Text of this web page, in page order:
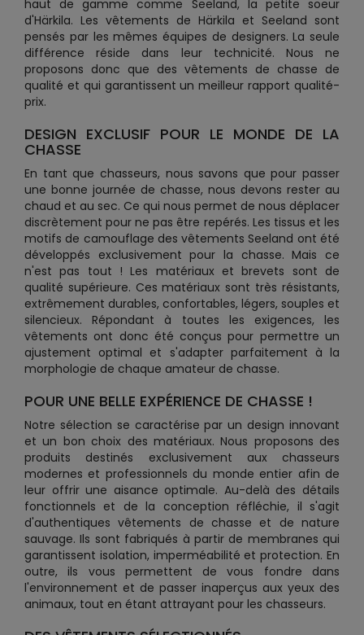
haut de gamme comme Seeland, la petite soeur
d'Härkila. Les vêtements de Härkila et Seeland sont
pensés par les mêmes équipes de designers. La seule
différence réside dans leur technicité. Nous ne
proposons donc que des vêtements de chasse de
qualité et qui garantissent un meilleur rapport qualité-
prix.
DESIGN EXCLUSIF POUR LE MONDE DE LA
CHASSE
En tant que chasseurs, nous savons que pour passer
une bonne journée de chasse, nous devons rester au
chaud et au sec. Ce qui nous permet de nous déplacer
discrètement pour ne pas être repérés. Les tissus et les
motifs de camouflage des vêtements Seeland ont été
développés exclusivement pour la chasse. Mais ce
n'est pas tout ! Les matériaux et brevets sont de
qualité supérieure. Ces matériaux sont très résistants,
extrêmement durables, confortables, légers, souples et
silencieux. Répondant à toutes les exigences, les
vêtements ont donc été conçus pour permettre un
ajustement optimal et s'adapter parfaitement à la
morphologie de chaque amateur de chasse.
POUR UNE BELLE EXPÉRIENCE DE CHASSE !
Notre sélection se caractérise par un design innovant
et un bon choix des matériaux. Nous proposons des
produits destinés exclusivement aux chasseurs
modernes et professionnels du monde entier afin de
leur offrir une aisance optimale. Au-delà des détails
fonctionnels et de la conception réfléchie, il s'agit
d'authentiques vêtements de chasse et de nature
sauvage. Ils sont fabriqués à partir de membranes qui
garantissent isolation, imperméabilité et protection. En
outre, ils vous permettent de vous fondre dans
l'environnement et de passer inaperçus aux yeux des
animaux, tout en étant attrayant pour les chasseurs.